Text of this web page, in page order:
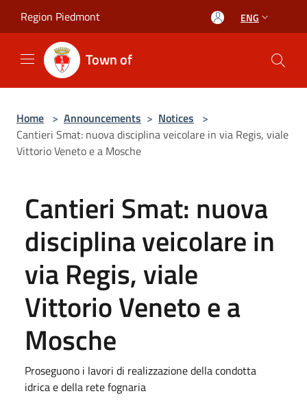
Region Piedmont ENG
Town of
Home > Announcements > Notices >
Cantieri Smat: nuova disciplina veicolare in via Regis, viale
Vittorio Veneto e a Mosche
Cantieri Smat: nuova
disciplina veicolare in
via Regis, viale
Vittorio Veneto e a
Mosche
Proseguono i lavori di realizzazione della condotta
idrica e della rete fognaria